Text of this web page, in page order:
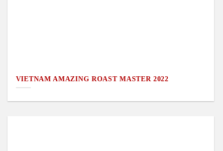
VIETNAM AMAZING ROAST MASTER 2022